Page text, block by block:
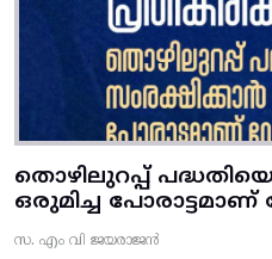
തൊഴിലുറപ്പ്
ഒരുമിച്ച
സ. എം വി ജയരാജൻ